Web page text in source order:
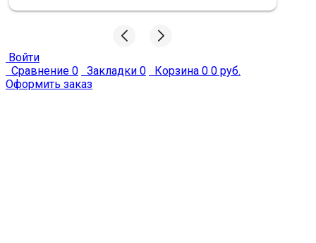
Войти
Сравнение 0 Закладки 0 Корзина 0 0 руб.
Оформить заказ